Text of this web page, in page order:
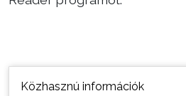
Közhasznú információk